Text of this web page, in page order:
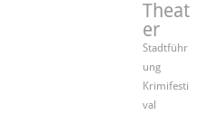
Theat
er
Stadtführ
ung
Krimifesti
val